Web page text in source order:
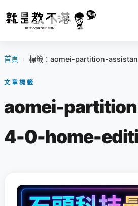
首頁 › 標籤：aomei-partition-
文章標籤
aomei-
4-0-home-